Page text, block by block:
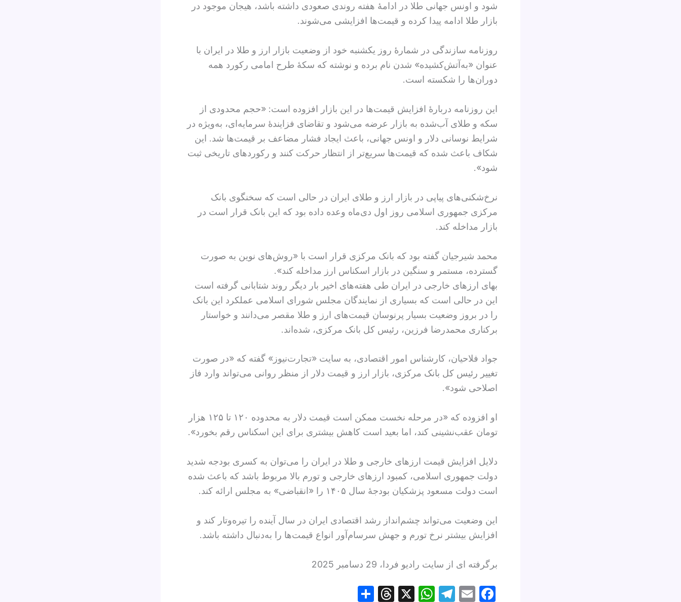
شود و اونس جهانی طلا در ادامهٔ هفته روندی صعودی داشته باشد، هیجان موجود در
بازار طلا ادامه پیدا کرده و قیمت‌ها افزایشی می‌شوند.
روزنامه سازندگی در شمارهٔ روز یکشنبه خود از وضعیت بازار ارز و طلا در ایران با
عنوان «به‌آتش‌کشیده» شدن نام برده و نوشته که سکهٔ طرح امامی رکورد همه
دوران‌ها را شکسته است.
این روزنامه دربارهٔ افزایش قیمت‌ها در این بازار افزوده است: «حجم محدودی از
سکه و طلای آب‌شده به بازار عرضه می‌شود و تقاضای فزایندهٔ سرمایه‌ای، به‌ویژه در
شرایط نوسانی دلار و اونس جهانی، باعث ایجاد فشار مضاعف بر قیمت‌ها شد. این
شکاف باعث شده که قیمت‌ها سریع‌تر از انتظار حرکت کنند و رکوردهای تاریخی ثبت
شود».
نرخ‌شکنی‌های پیاپی در بازار ارز و طلای ایران در حالی است که سخنگوی بانک
مرکزی جمهوری اسلامی روز اول دی‌ماه وعده داده بود که این بانک قرار است در
بازار مداخله کند.
محمد شیرجیان گفته بود که بانک مرکزی قرار است با «روش‌های نوین به صورت
گسترده، مستمر و سنگین در بازار اسکناس ارز مداخله کند».
بهای ارزهای خارجی در ایران طی هفته‌های اخیر بار دیگر روند شتابانی گرفته است
این در حالی است که بسیاری از نمایندگان مجلس شورای اسلامی عملکرد این بانک
را در بروز وضعیت بسیار پرنوسان قیمت‌های ارز و طلا مقصر می‌دانند و خواستار
برکناری محمدرضا فرزین، رئیس کل بانک مرکزی، شده‌اند.
جواد فلاحیان، کارشناس امور اقتصادی، به سایت «تجارت‌نیوز» گفته که «در صورت
تغییر رئيس کل بانک مرکزی، بازار ارز و قیمت دلار از منظر روانی می‌تواند وارد فاز
اصلاحی شود».
او افزوده که «در مرحله نخست ممکن است قیمت دلار به محدوده ۱۲۰ تا ۱۲۵ هزار
تومان عقب‌نشینی کند، اما بعید است کاهش بیشتری برای این اسکناس رقم بخورد».
دلایل افزایش قیمت ارزهای خارجی و طلا در ایران را می‌توان به کسری بودجه شدید
دولت جمهوری اسلامی، کمبود ارزهای خارجی و تورم بالا مربوط باشد که باعث شده
است دولت مسعود پزشکیان بودجهٔ سال ۱۴۰۵ را «انقباضی» به مجلس ارائه کند.
این وضعیت می‌تواند چشم‌انداز رشد اقتصادی ایران در سال آینده را تیره‌وتار کند و
افزایش بیشتر نرخ تورم و جهش سرسام‌آور انواع قیمت‌ها را به‌دنبال داشته باشد.
برگرفته ای از سایت رادیو فردا، 29 دسامبر 2025
F
E
T
W
X
T